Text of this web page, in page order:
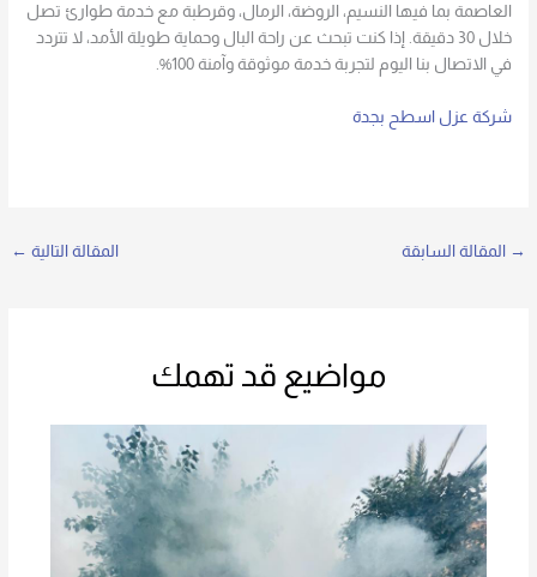
العاصمة بما فيها النسيم، الروضة، الرمال، وقرطبة مع خدمة طوارئ تصل
خلال 30 دقيقة. إذا كنت تبحث عن راحة البال وحماية طويلة الأمد، لا تتردد
في الاتصال بنا اليوم لتجربة خدمة موثوقة وآمنة 100%.
شركة عزل اسطح بجدة
→ المقالة السابقة المقالة التالية ←
مواضيع قد تهمك